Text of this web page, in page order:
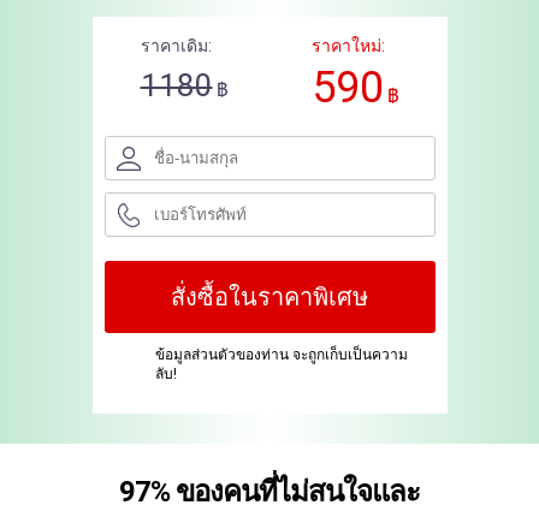
ราคาเดิม:
1180 ฿
ราคาใหม่:
590 ฿
สั่งซื้อในราคาพิเศษ
ข้อมูลส่วนตัวของท่าน จะถูกเก็บเป็นความ
ลับ!
97% ของคนที่ไม่สนใจและ